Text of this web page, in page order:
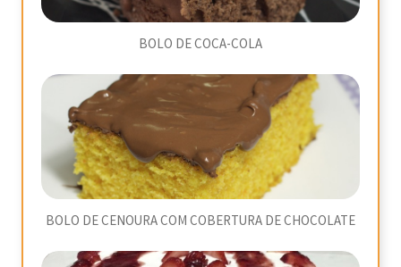
BOLO DE COCA-COLA
BOLO DE CENOURA COM COBERTURA DE CHOCOLATE